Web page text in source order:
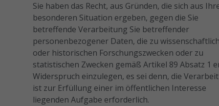
Sie haben das Recht, aus Gründen, die sich aus
besonderen Situation ergeben, gegen die Sie
betreffende Verarbeitung Sie betreffender
personenbezogener Daten, die zu
oder historischen Forschungszwecken oder zu
statistischen Zwecken gemäß Artikel 89 Absatz 1
Widerspruch einzulegen, es sei denn, die
ist zur Erfüllung einer im öffentlichen Interesse
liegenden Aufgabe erforderlich.